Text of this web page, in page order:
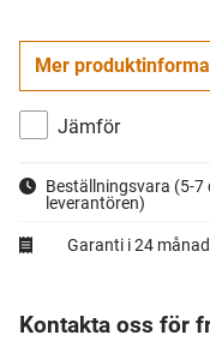
Mer
Jämför
Beställningsvara (5-7
leverantören)
Garanti i 24
Kontakta oss för